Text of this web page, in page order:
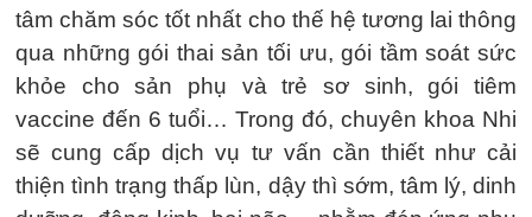
tâm chăm sóc tốt nhất cho thế hệ tương lai thông
qua những gói thai sản tối ưu, gói tầm soát sức
khỏe cho sản phụ và trẻ sơ sinh, gói tiêm
vaccine đến 6 tuổi… Trong đó, chuyên khoa Nhi
sẽ cung cấp dịch vụ tư vấn cần thiết như cải
thiện tình trạng thấp lùn, dậy thì sớm, tâm lý, dinh